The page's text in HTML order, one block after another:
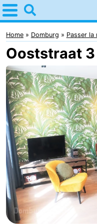
Home
Domburg
Astuces
Avec
les
enfants
Webcam
Webcam
Webcam
Plage
Passer
la
nuit
Appartements
-
Home Domburg Passer la
Ooststraat